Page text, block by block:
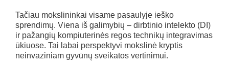
Tačiau mokslininkai visame pasaulyje ieško
sprendimų. Viena iš galimybių – dirbtinio intelekto (DI)
ir pažangių kompiuterinės regos technikų integravimas
ūkiuose. Tai labai perspektyvi mokslinė kryptis
neinvaziniam gyvūnų sveikatos vertinimui.